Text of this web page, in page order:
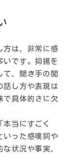
方は、非常に感
いです。抑揚を
て、聞き手の関
話し方や表現は
で具体的さに欠
当にすごく
いった感嘆詞や
状況や事実、